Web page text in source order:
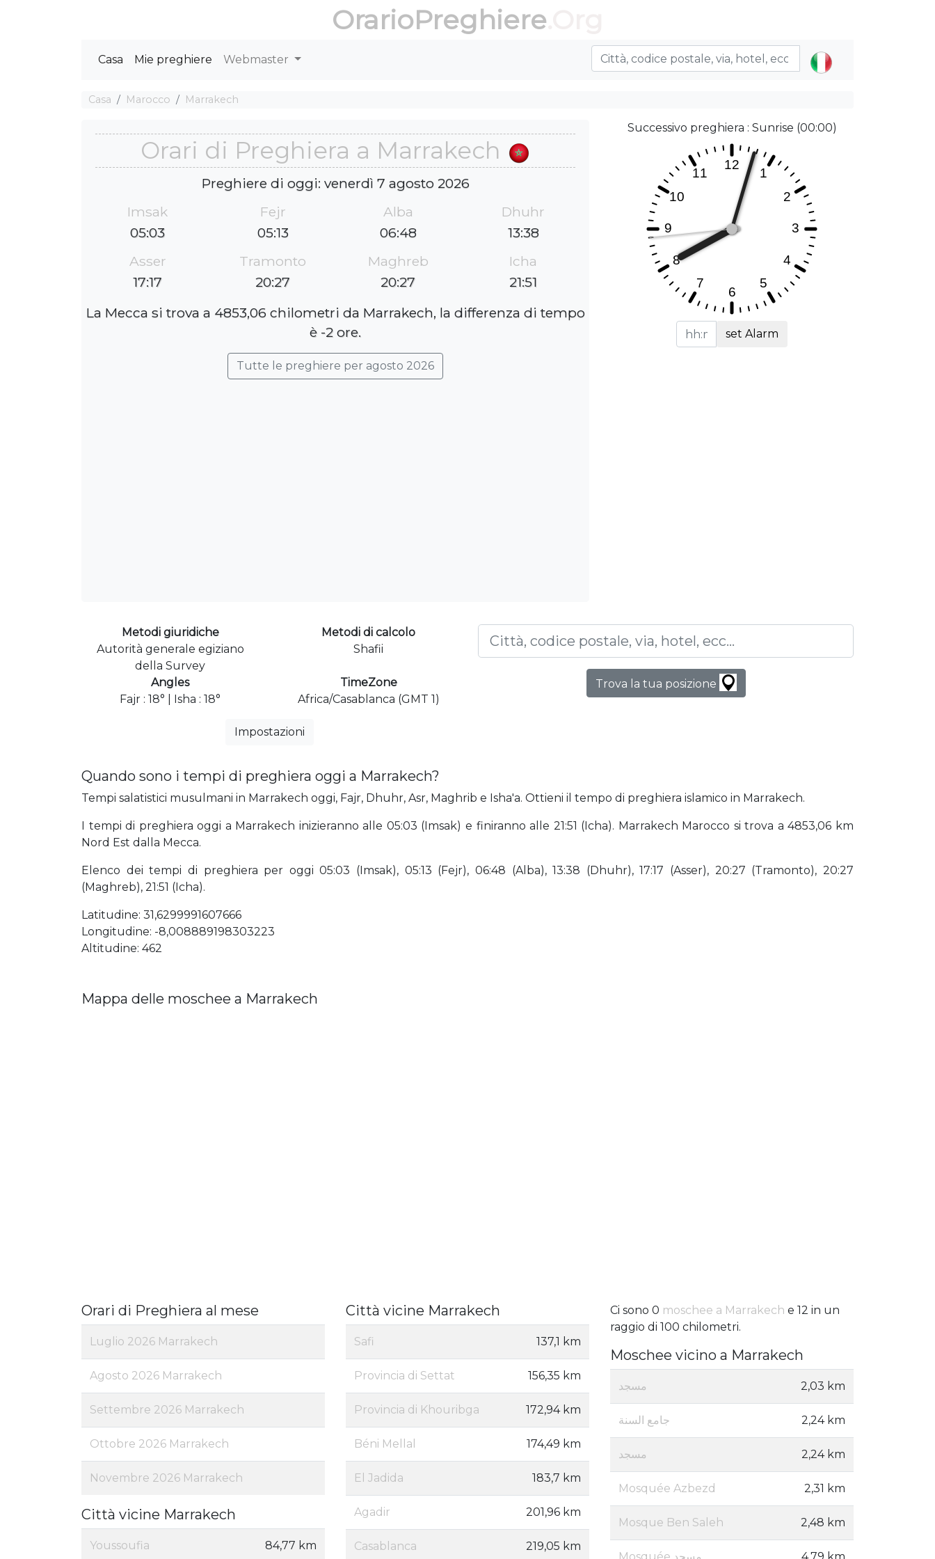
OrarioPreghiere
Casa Mie preghiere Webmaster
Casa Marocco Marrakech
Orari di Preghiera a Marrakech
Preghiere di oggi: venerdì 7 agosto 2026
Imsak
05:03
Fejr
05:13
Alba
06:48
Dhuhr
13:38
Asser
17:17
Tramonto
20:27
Maghreb
20:27
Icha
21:51
La Mecca si trova a 4853,06 chilometri da Marrakech, la differenza di tempo
è -2 ore.
Tutte le preghiere per agosto 2026
Successivo preghiera : Sunrise (00:00)
set Alarm
Metodi giuridiche
Autorità generale egiziano
della Survey
Metodi di calcolo
Shafii
Angles
Fajr : 18° | Isha : 18°
TimeZone
Africa/Casablanca (GMT 1)
Impostazioni
Trova la tua posizione
Quando sono i tempi di preghiera oggi a Marrakech?
Tempi salatistici musulmani in Marrakech oggi, Fajr, Dhuhr, Asr, Maghrib e Isha'a. Ottieni il tempo di preghiera islamico in Marrakech.
I tempi di preghiera oggi a Marrakech inizieranno alle 05:03 (Imsak) e finiranno alle 21:51 (Icha). Marrakech Marocco si trova a 4853,06 km
Nord Est dalla Mecca.
Elenco dei tempi di preghiera per oggi 05:03 (Imsak), 05:13 (Fejr), 06:48 (Alba), 13:38 (Dhuhr), 17:17 (Asser), 20:27 (Tramonto), 20:27
(Maghreb), 21:51 (Icha).
Latitudine: 31,6299991607666
Longitudine: -8,008889198303223
Altitudine: 462
Mappa delle moschee a Marrakech
Orari di Preghiera al mese
Luglio 2026 Marrakech
Agosto 2026 Marrakech
Settembre 2026 Marrakech
Ottobre 2026 Marrakech
Novembre 2026 Marrakech
Città vicine Marrakech
Youssoufia 84,77 km
Città vicine Marrakech
Safi 137,1 km
Provincia di Settat 156,35 km
Provincia di Khouribga 172,94 km
Béni Mellal 174,49 km
El Jadida 183,7 km
Agadir 201,96 km
Casablanca 219,05 km
Ci sono 0 moschee a Marrakech e 12 in un
raggio di 100 chilometri.
Moschee vicino a Marrakech
مسجد 2,03 km
جامع السنة 2,24 km
مسجد 2,24 km
Mosquée Azbezd 2,31 km
Mosque Ben Saleh 2,48 km
Mosquée مسجد 4,79 km